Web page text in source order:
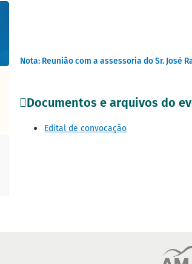
Nota: Reunião com a assessoria do Sr. José
Documentos e arquivos do
Edital de convocação